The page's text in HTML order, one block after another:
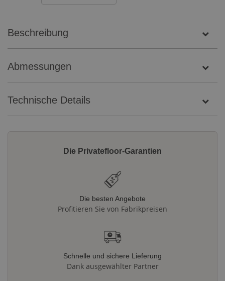
Beschreibung
Abmessungen
Technische Details
Die Privatefloor-Garantien
Die besten Angebote
Profitieren Sie von Fabrikpreisen
Schnelle und sichere Lieferung
Dank ausgewählter Partner